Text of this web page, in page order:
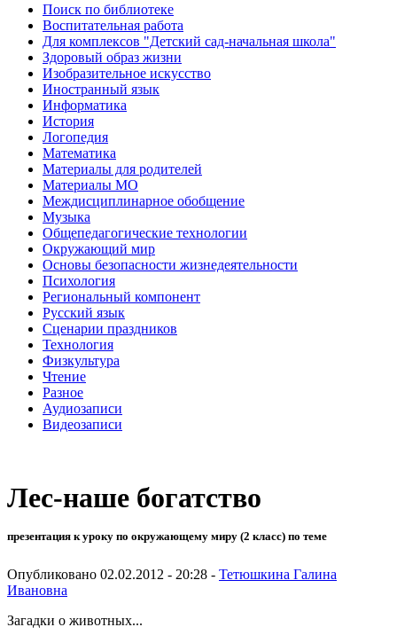
Поиск по библиотеке
Воспитательная работа
Для комплексов "Детский сад-начальная школа"
Здоровый образ жизни
Изобразительное искусство
Иностранный язык
Информатика
История
Логопедия
Математика
Материалы для родителей
Материалы МО
Междисциплинарное обобщение
Музыка
Общепедагогические технологии
Окружающий мир
Основы безопасности жизнедеятельности
Психология
Региональный компонент
Русский язык
Сценарии праздников
Технология
Физкультура
Чтение
Разное
Аудиозаписи
Видеозаписи
Лес-наше богатство
презентация к уроку по окружающему миру (2 класс) по теме
Опубликовано 02.02.2012 - 20:28 - Тетюшкина Галина
Ивановна
Загадки о животных...